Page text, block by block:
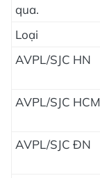
qua.
Loại
AVPL/SJC HN
AVPL/SJC HCM
AVPL/SJC ĐN